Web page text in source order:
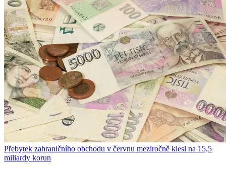
Přebytek zahraničního obchodu v červnu meziročně klesl na 15,5
miliardy korun